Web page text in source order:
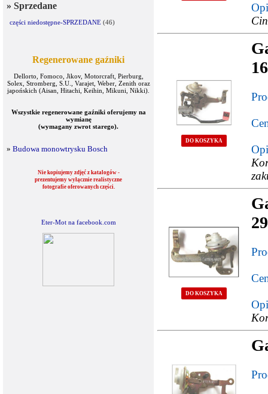
» Sprzedane
części niedostępne-SPRZEDANE (46)
Regenerowane gaźniki
Dellorto, Fomoco, Jikov, Motorcraft, Pierburg,
Solex, Stromberg, S.U., Varajet, Weber, Zenith oraz
japońskich (Aisan, Hitachi, Keihin, Mikuni, Nikki).
Wszystkie regenerowane gaźniki oferujemy na
wymianę
(wymagany zwrot starego).
» Budowa monowtrysku Bosch
Nie kopiujemy zdjęć z katalogów -
prezentujemy wyłącznie realistyczne
fotografie oferowanych części.
Eter-Mot na facebook.com
DO KOSZYKA
DO KOSZYKA